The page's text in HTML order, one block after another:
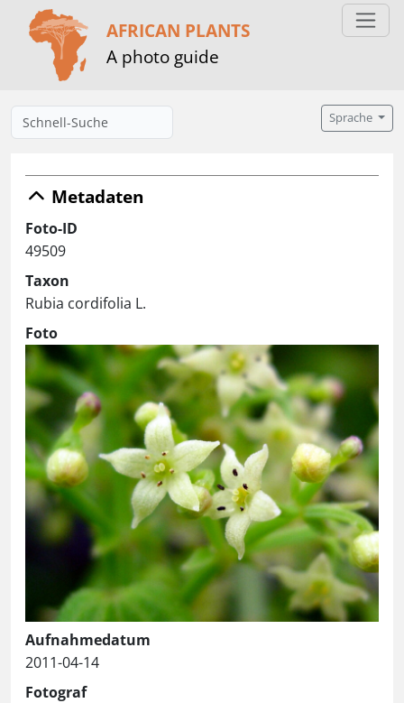
AFRICAN PLANTS
A photo guide
Sprache
Metadaten
Foto-ID
49509
Taxon
Rubia cordifolia L.
Foto
Aufnahmedatum
2011-04-14
Fotograf